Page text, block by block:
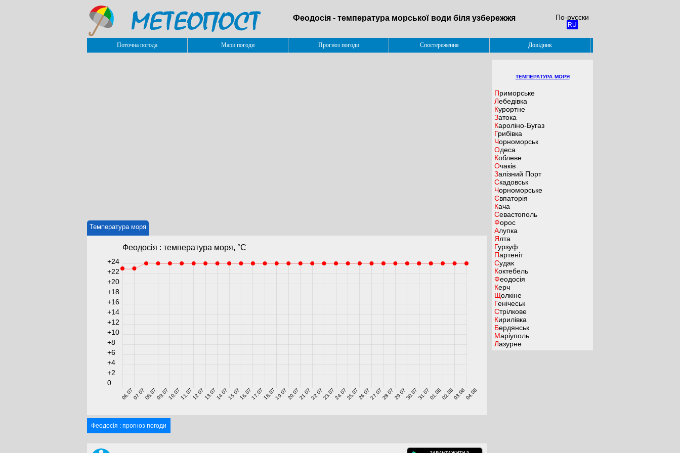
Феодосія - температура морської води біля узбережжя По-русски
RU
Поточна погода Мапи погоди Прогноз погоди Спостереження Довідник
Температура моря
Феодосія : температура моря, °C
06.0707.0708.0709.0710.0711.0712.0713.0714.0715.0716.0717.0718.0719.0720.0721.0722.0723.0724.0725.0726.0727.0728.0729.0730.0731.0701.0802.0803.0804.08
0
+2
+4
+6
+8
+10
+12
+14
+16
+18
+20
+22
+24
Феодосія : прогноз погоди
температура моря
Приморське
Лебедівка
Курортне
Затока
Кароліно-Бугаз
Грибівка
Чорноморськ
Одеса
Коблеве
Очаків
Залізний Порт
Скадовськ
Чорноморське
Євпаторія
Кача
Севастополь
Форос
Алупка
Ялта
Гурзуф
Партеніт
Судак
Коктебель
Феодосія
Керч
Щолкіне
Генічеськ
Стрілкове
Кирилівка
Бердянськ
Маріуполь
Лазурне